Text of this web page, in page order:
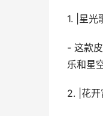
1. |星光
- 这款
乐和星
2. |花开